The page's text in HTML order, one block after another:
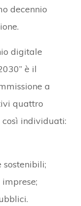
decennio
digitale
è il
a
quattro
individuati: